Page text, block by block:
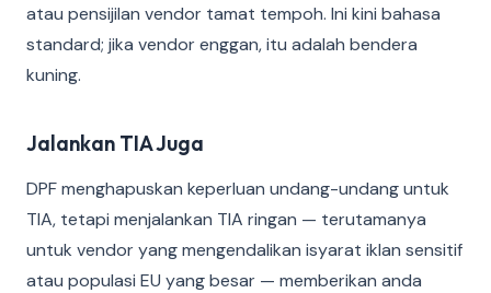
atau pensijilan vendor tamat tempoh. Ini kini bahasa
standard; jika vendor enggan, itu adalah bendera
kuning.
Jalankan TIA Juga
DPF menghapuskan keperluan undang-undang untuk
TIA, tetapi menjalankan TIA ringan — terutamanya
untuk vendor yang mengendalikan isyarat iklan sensitif
atau populasi EU yang besar — memberikan anda